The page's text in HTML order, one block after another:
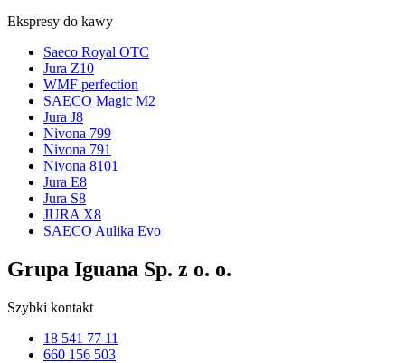
Ekspresy do kawy
Saeco Royal OTC
Jura Z10
WMF perfection
SAECO Magic M2
Jura J8
Nivona 799
Nivona 791
Nivona 8101
Jura E8
Jura S8
JURA X8
SAECO Aulika Evo
Grupa Iguana Sp. z o. o.
Szybki kontakt
18 541 77 11
660 156 503